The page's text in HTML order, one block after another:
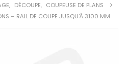
, DÉCOUPE, COUPEUSE DE PLANS
– RAIL DE COUPE JUSQU’À 3100 MM